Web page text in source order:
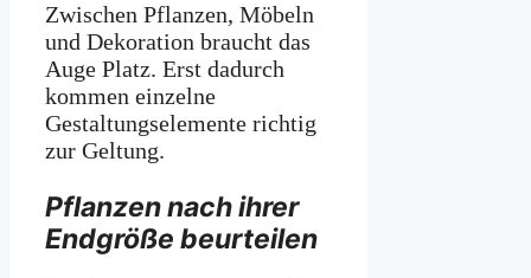
Zwischen Pflanzen, Möbeln
und Dekoration braucht das
Auge Platz. Erst dadurch
kommen einzelne
Gestaltungselemente richtig
zur Geltung.
Pflanzen nach ihrer
Endgröße beurteilen